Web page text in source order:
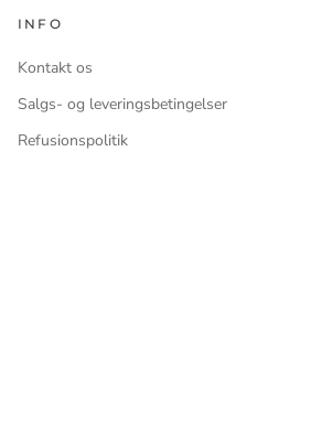
INFO
Kontakt os
Salgs- og leveringsbetingelser
Refusionspolitik